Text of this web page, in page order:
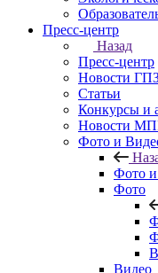
Пресс-центр
Назад
Пресс-центр
Новости
Статьи
Конкурсы и
Новости
Фото и
Фото
Фото
Видео